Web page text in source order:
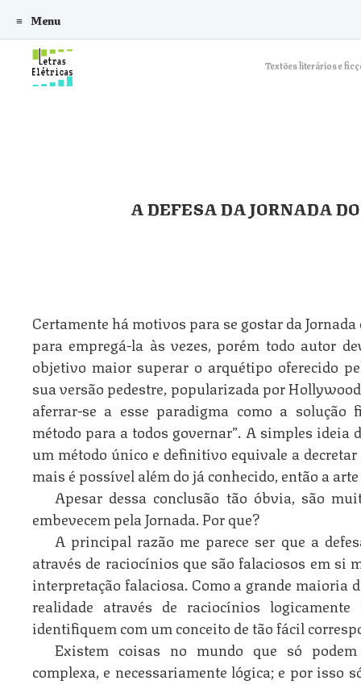
Textões literários e
Menu
Skip to content
A DEFESA DA JORNADA
Certamente há motivos para se gostar da
para empregá-la às vezes, porém todo autor
objetivo maior superar o arquétipo oferecido
sua versão pedestre, popularizada por
aferrar-se a esse paradigma como a solução
método para a todos governar”. A simples ideia
um método único e definitivo equivale a
mais é possível além do já conhecido, então a
Apesar dessa conclusão tão óbvia, são
embevecem pela Jornada. Por que?
A principal razão me parece ser que a
através de raciocínios que são falaciosos em si
interpretação falaciosa. Como a grande maioria
realidade através de raciocínios
identifiquem com um conceito de tão fácil
Existem coisas no mundo que só
complexa, e necessariamente lógica; e por isso